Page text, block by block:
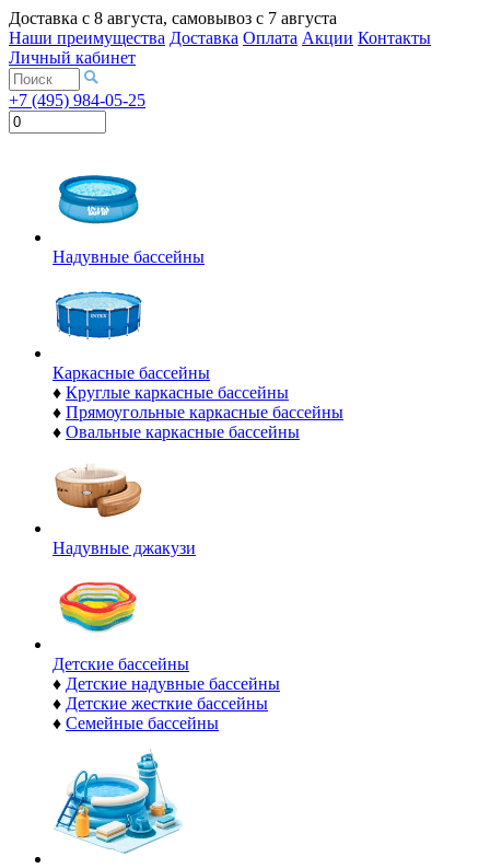
Доставка с 8 августа, самовывоз с 7 августа
Наши преимущества Доставка Оплата Акции Контакты
Личный кабинет
+7 (495) 984-05-25
Надувные бассейны
Каркасные бассейны
♦ Круглые каркасные бассейны
♦ Прямоугольные каркасные бассейны
♦ Овальные каркасные бассейны
Надувные джакузи
Детские бассейны
♦ Детские надувные бассейны
♦ Детские жесткие бассейны
♦ Семейные бассейны